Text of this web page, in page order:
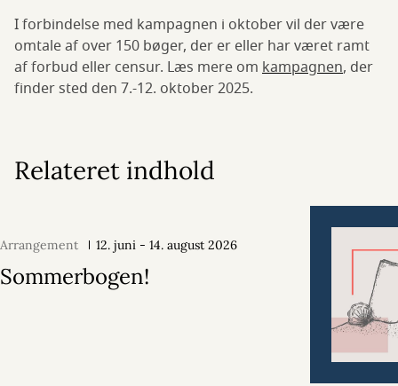
I forbindelse med kampagnen i oktober vil der være
omtale af over 150 bøger, der er eller har været ramt
af forbud eller censur. Læs mere om kampagnen, der
finder sted den 7.-12. oktober 2025.
Relateret indhold
Arrangement 12. juni - 14. august 2026
Sommerbogen!